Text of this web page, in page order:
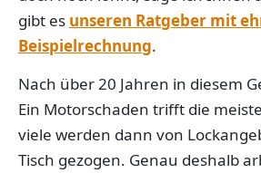
gibt es unseren Ratgeber mit
Beispielrechnung.
Nach über 20 Jahren in diesem
Ein Motorschaden trifft die
viele werden dann von
Tisch gezogen. Genau deshalb